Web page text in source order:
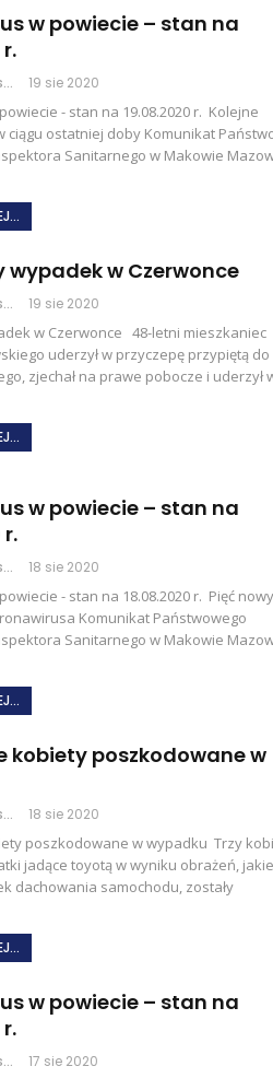
w powiecie – stan na
Grażyna Myślińska 19 sie 2020
- stan na 19.08.2020 r. Kolejne
ciągu ostatniej doby Komunikat
Sanitarnego w Makowie
wypadek w Czerwonce
Grażyna Myślińska 19 sie 2020
w Czerwonce 48-letni mieszkaniec
uderzył w przyczepę przypiętą do
zjechał na prawe pobocze i uderzył
w powiecie – stan na
r.
Grażyna Myślińska 18 sie 2020
- stan na 18.08.2020 r. Pięć
Komunikat Państwowego
Sanitarnego w Makowie
kobiety poszkodowane w
Grażyna Myślińska 18 sie 2020
poszkodowane w wypadku Trzy
jadące toyotą w wyniku obrażeń, jakie
dachowania samochodu, zostały
w powiecie – stan na
Grażyna Myślińska 17 sie 2020